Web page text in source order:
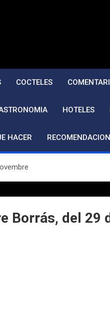
COCTELES
HOTELES
HACER
Borrás, del